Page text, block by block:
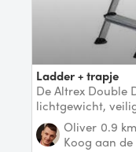
ladder + trapje
De Altrex Double
lichtgewicht,
meer haOliver 0.9 km
Koog aan de